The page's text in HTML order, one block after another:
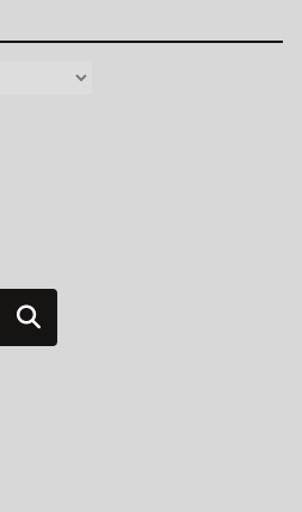
Pretraga